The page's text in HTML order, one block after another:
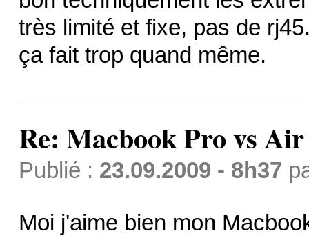
très limité et fixe, pas de
ça fait trop quand même.
Re: Macbook Pro vs Air
Publié : 23.09.2009 - 8h37
Moi j'aime bien mon